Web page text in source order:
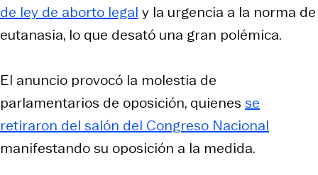
de ley de aborto legal y la urgencia a la norma de
eutanasia, lo que desató una gran polémica.
El anuncio provocó la molestia de
parlamentarios de oposición, quienes se
retiraron del salón del Congreso Nacional
manifestando su oposición a la medida.